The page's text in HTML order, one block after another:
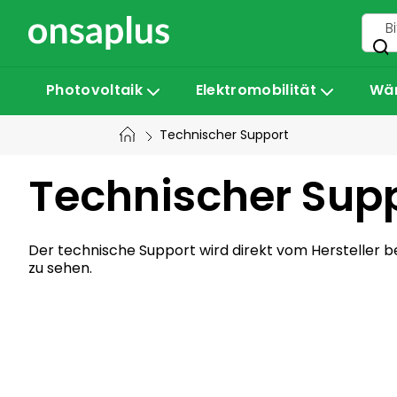
Inhalt
springen
Photovoltaik Elektromobilität
Technischer Support
Technischer
Der technische Support wird direkt vom Hersteller
zu sehen.